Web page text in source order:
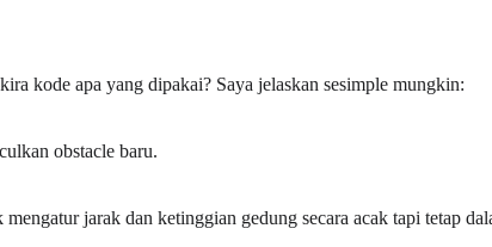
kode apa yang dipakai? Saya jelaskan sesimple mungkin:
obstacle baru.
jarak dan ketinggian gedung secara acak tapi tetap